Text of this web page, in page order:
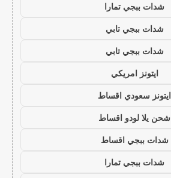
شدات ببجي تمارا
شدات ببجي تابي
شدات ببجي تابي
ايتونز امريكي
ايتونز سعودي اقساط
شحن يلا لودو اقساط
شدات ببجي اقساط
شدات ببجي تمارا